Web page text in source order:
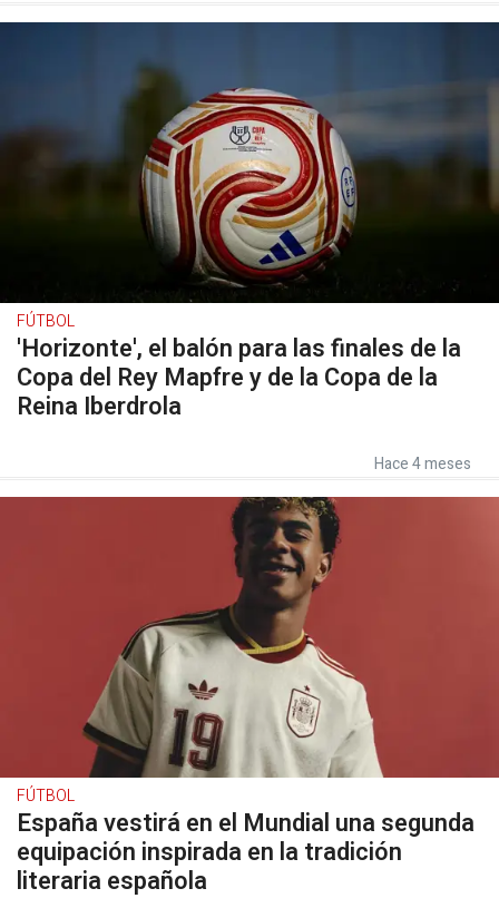
FÚTBOL
'Horizonte', el balón para las finales de la
Copa del Rey Mapfre y de la Copa de la
Reina Iberdrola
Hace 4 meses
FÚTBOL
España vestirá en el Mundial una segunda
equipación inspirada en la tradición
literaria española